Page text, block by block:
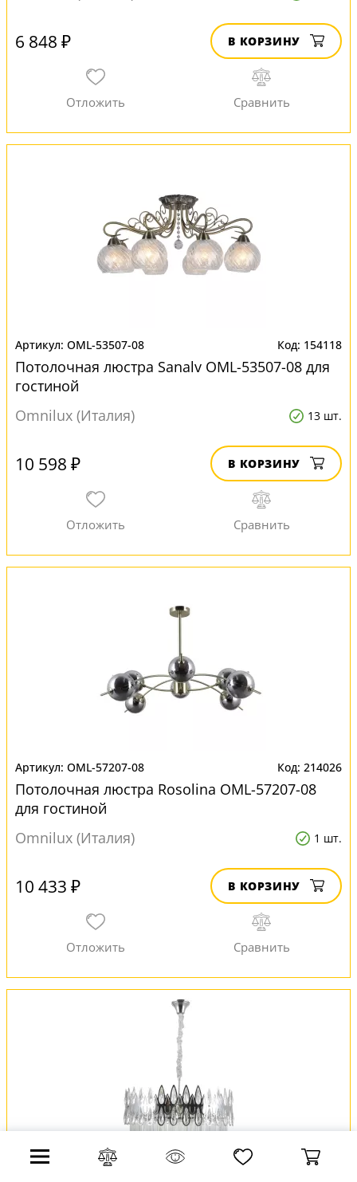
6 848 ₽ В КОРЗИНУ
OML-53507-08 154118
Потолочная люстра Sanalv OML-53507-08 для
гостиной
Omnilux (Италия)
13 шт.
10 598 ₽ В КОРЗИНУ
OML-57207-08 214026
Потолочная люстра Rosolina OML-57207-08
для гостиной
Omnilux (Италия)
1 шт.
10 433 ₽ В КОРЗИНУ